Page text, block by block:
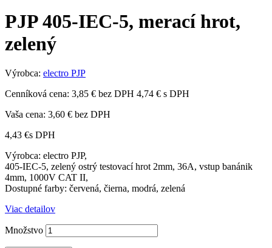
PJP 405-IEC-5, merací hrot,
zelený
Výrobca: electro PJP
Cenníková cena: 3,85 € bez DPH 4,74 € s DPH
Vaša cena: 3,60 € bez DPH
4,43 €s DPH
Výrobca: electro PJP,
405-IEC-5, zelený ostrý testovací hrot 2mm, 36A, vstup banánik
4mm, 1000V CAT II,
Dostupné farby: červená, čierna, modrá, zelená
Viac detailov
Množstvo